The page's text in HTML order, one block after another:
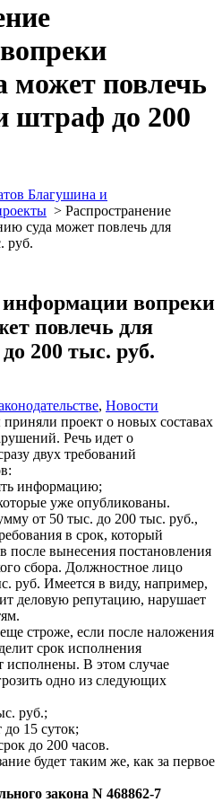
может повлечь
штраф до 200
Благушина и
> Распространение
суда может повлечь для
руб.
информации вопреки
повлечь для
200 тыс. руб.
, Новости
проект о новых составах
Речь идет о
двух требований
информацию;
уже опубликованы.
от 50 тыс. до 200 тыс. руб.,
в срок, который
после вынесения постановления
сбора. Должностное лицо
руб. Имеется в виду, например,
деловую репутацию, нарушает
строже, если после наложения
срок исполнения
исполнены. В этом случае
одно из следующих
руб.;
15 суток;
до 200 часов.
будет таким же, как за первое
закона N 468862-7